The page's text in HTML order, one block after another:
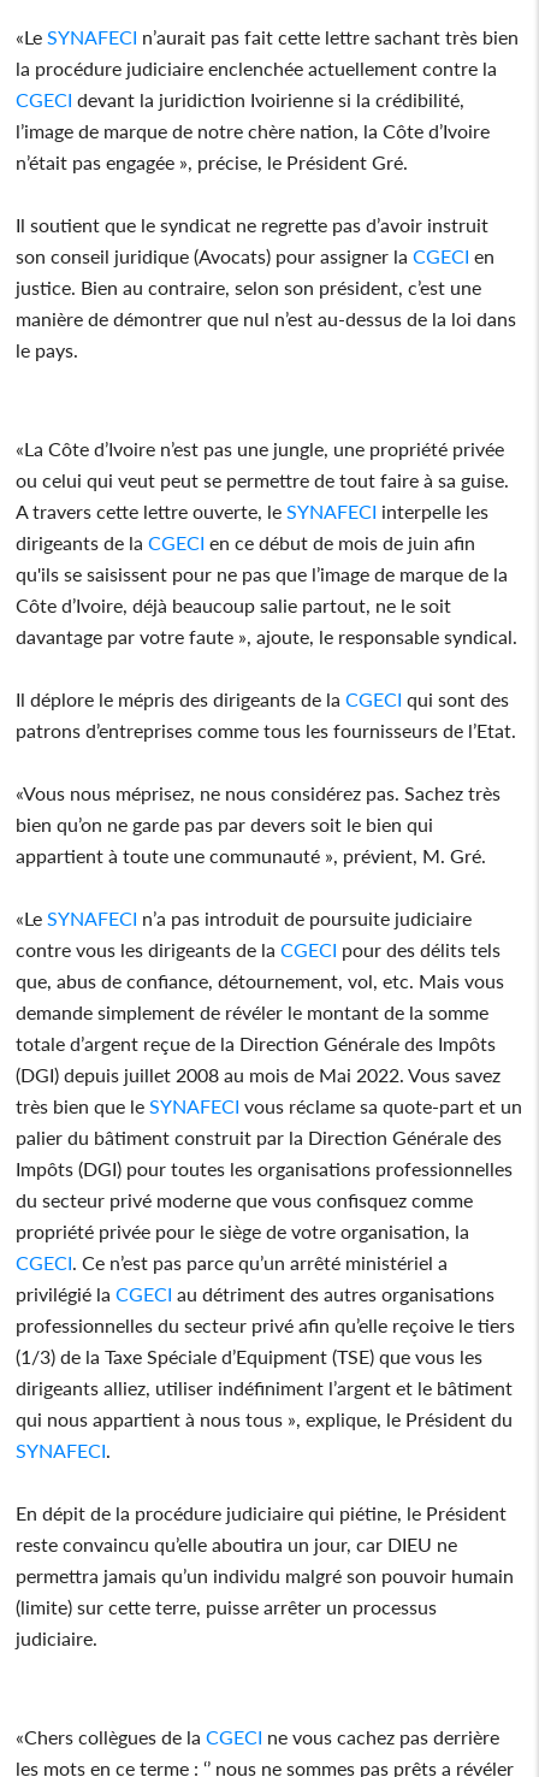
«LeSYNAFECI n’aurait pas fait cette lettre sachant très bien
la procédure judiciaire enclenchée actuellement contre la
CGECI devant la juridiction Ivoirienne si la crédibilité,
l’image de marque de notre chère nation, la Côte d’Ivoire
n’était pas engagée », précise, le Président Gré.
Il soutient que le syndicat ne regrette pas d’avoir instruit
son conseil juridique (Avocats) pour assigner laCGECI en
justice. Bien au contraire, selon son président, c’est une
manière de démontrer que nul n’est au-dessus de la loi dans
le pays.
«La Côte d’Ivoire n’est pas une jungle, une propriété privée
ou celui qui veut peut se permettre de tout faire à sa guise.
A travers cette lettre ouverte, leSYNAFECI interpelle les
dirigeants de laCGECI en ce début de mois de juin afin
qu'ils se saisissent pour ne pas que l’image de marque de la
Côte d’Ivoire, déjà beaucoup salie partout, ne le soit
davantage par votre faute », ajoute, le responsable syndical.
Il déplore le mépris des dirigeants de laCGECI qui sont des
patrons d’entreprises comme tous les fournisseurs de l’Etat.
«Vous nous méprisez, ne nous considérez pas. Sachez très
bien qu’on ne garde pas par devers soit le bien qui
appartient à toute une communauté », prévient, M. Gré.
«LeSYNAFECI n’a pas introduit de poursuite judiciaire
contre vous les dirigeants de laCGECI pour des délits tels
que, abus de confiance, détournement, vol, etc. Mais vous
demande simplement de révéler le montant de la somme
totale d’argent reçue de la Direction Générale des Impôts
(DGI) depuis juillet 2008 au mois de Mai 2022. Vous savez
très bien que leSYNAFECI vous réclame sa quote-part et un
palier du bâtiment construit par la Direction Générale des
Impôts (DGI) pour toutes les organisations professionnelles
du secteur privé moderne que vous confisquez comme
propriété privée pour le siège de votre organisation, la
CGECI. Ce n’est pas parce qu’un arrêté ministériel a
privilégié laCGECI au détriment des autres organisations
professionnelles du secteur privé afin qu’elle reçoive le tiers
(1/3) de la Taxe Spéciale d’Equipment (TSE) que vous les
dirigeants alliez, utiliser indéfiniment l’argent et le bâtiment
qui nous appartient à nous tous », explique, le Président du
SYNAFECI.
En dépit de la procédure judiciaire qui piétine, le Président
reste convaincu qu’elle aboutira un jour, car DIEU ne
permettra jamais qu’un individu malgré son pouvoir humain
(limite) sur cette terre, puisse arrêter un processus
judiciaire.
«Chers collègues de laCGECI ne vous cachez pas derrière
les mots en ce terme : ‘’ nous ne sommes pas prêts a révéler